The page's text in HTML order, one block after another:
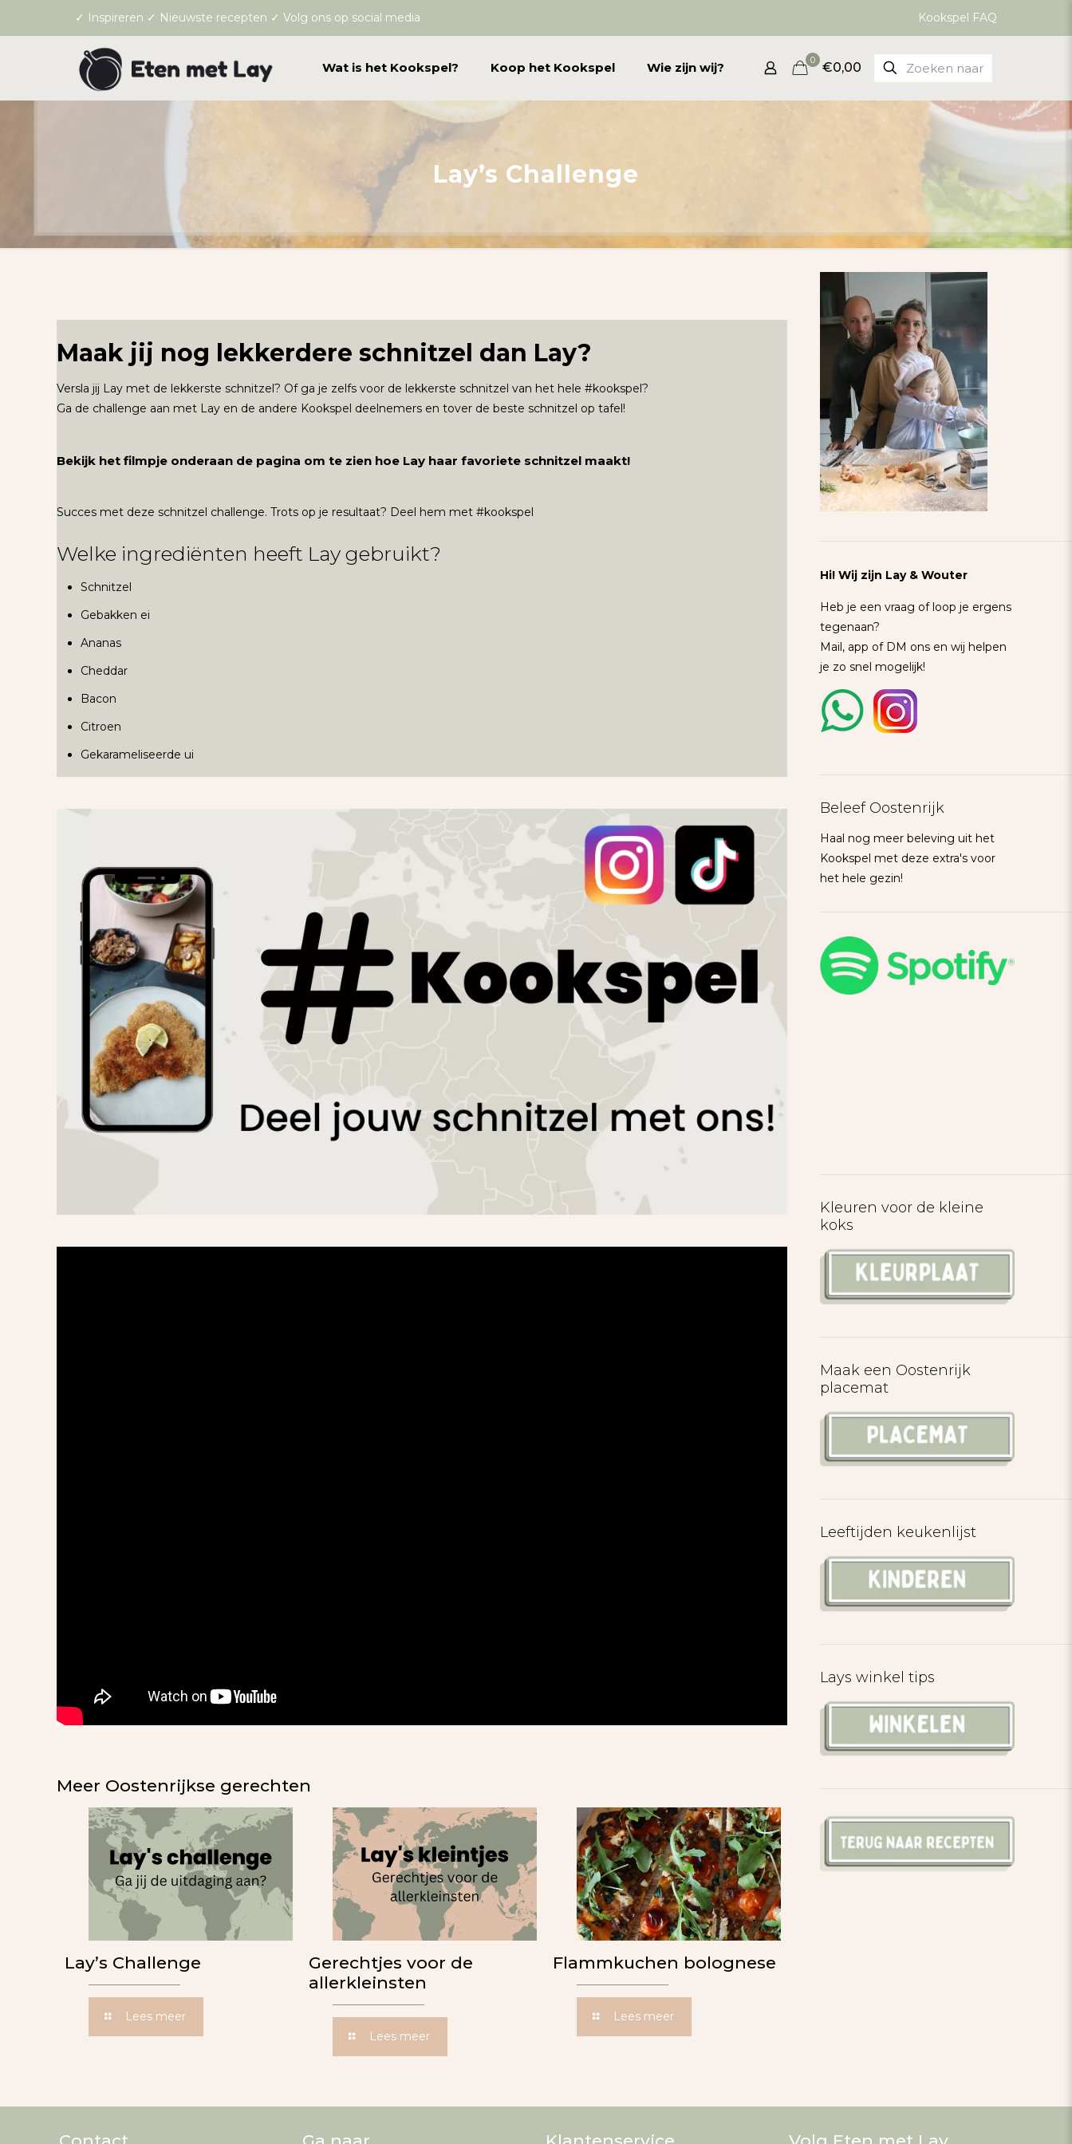
✓ Inspireren ✓ Nieuwste recepten ✓ Volg ons op social media Kookspel FAQ
Wat is het Kookspel? Koop het Kookspel Wie zijn wij? 0 €0,00
Lay’s Challenge
Maak jij nog lekkerdere schnitzel dan Lay?
Versla jij Lay met de lekkerste schnitzel? Of ga je zelfs voor de lekkerste schnitzel van het hele #kookspel?
Ga de challenge aan met Lay en de andere Kookspel deelnemers en tover de beste schnitzel op tafel!
Bekijk het filmpje onderaan de pagina om te zien hoe Lay haar favoriete schnitzel maakt!
Succes met deze schnitzel challenge. Trots op je resultaat? Deel hem met #kookspel
Welke ingrediënten heeft Lay gebruikt?
Schnitzel
Gebakken ei
Ananas
Cheddar
Bacon
Citroen
Gekarameliseerde ui
Meer Oostenrijkse gerechten
Lay’s Challenge
Lees meer
Gerechtjes voor de
allerkleinsten
Lees meer
Flammkuchen bolognese
Lees meer
Hi! Wij zijn Lay & Wouter
Heb je een vraag of loop je ergens
tegenaan?
Mail, app of DM ons en wij helpen
je zo snel mogelijk!
Beleef Oostenrijk
Haal nog meer beleving uit het
Kookspel met deze extra's voor
het hele gezin!
Kleuren voor de kleine
koks
Maak een Oostenrijk
placemat
Leeftijden keukenlijst
Lays winkel tips